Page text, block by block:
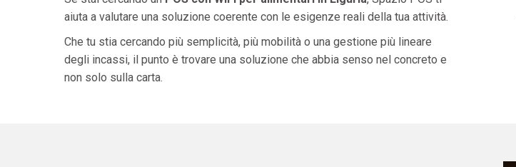
aiuta a valutare una soluzione coerente con le esigenze reali della tua attività.
Che tu stia cercando più semplicità, più mobilità o una gestione più lineare
degli incassi, il punto è trovare una soluzione che abbia senso nel concreto e
non solo sulla carta.